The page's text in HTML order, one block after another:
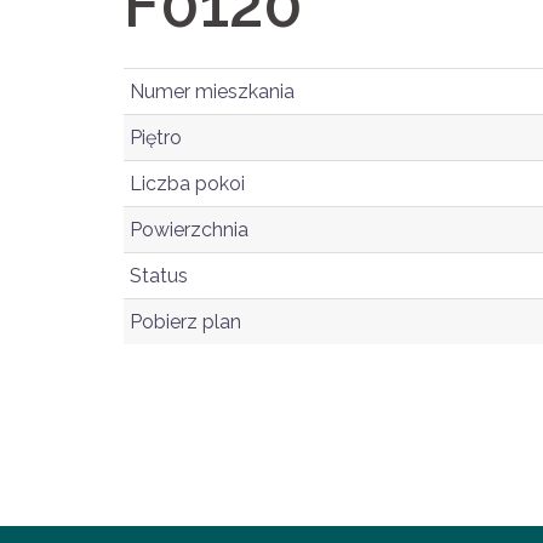
Numer mieszkania
Piętro
Liczba pokoi
Powierzchnia
Status
Pobierz plan